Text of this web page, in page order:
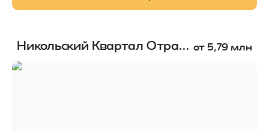
Никольский Квартал Отрада от 5,79 млн